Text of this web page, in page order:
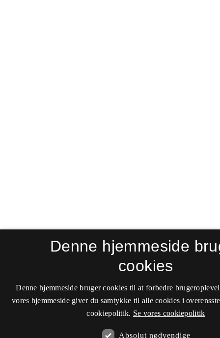
Denne hjemmeside
cookies
Denne hjemmeside bruger cookies til at forbedre
vores hjemmeside giver du samtykke til alle cookies i
cookiepolitik. Se vores cookiepolitik
Absolut nødvendige